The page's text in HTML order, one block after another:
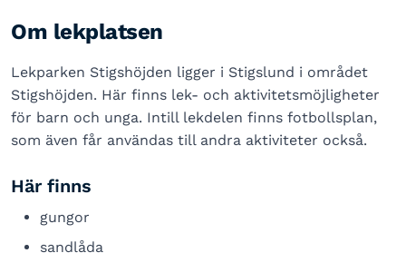
Om lekplatsen
Lekparken Stigshöjden ligger i Stigslund i området
Stigshöjden. Här finns lek- och aktivitetsmöjligheter
för barn och unga. Intill lekdelen finns fotbollsplan,
som även får användas till andra aktiviteter också.
Här finns
gungor
sandlåda